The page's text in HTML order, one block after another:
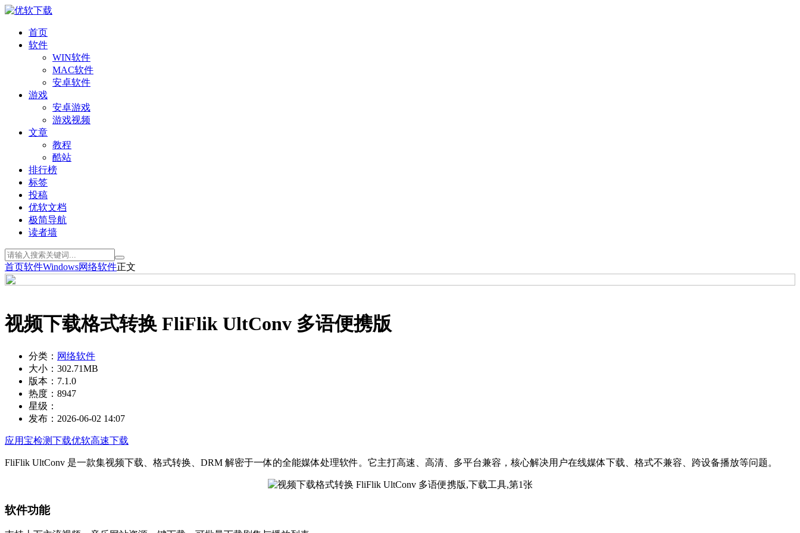
首页
软件
WIN软件
MAC软件
安卓软件
游戏
安卓游戏
游戏视频
文章
教程
酷站
排行榜
标签
投稿
优软文档
极简导航
读者墙
首页软件Windows网络软件正文
视频下载格式转换 FliFlik UltConv 多语便携版
分类： 网络软件
大小： 302.71MB
版本： 7.1.0
热度： 8947
星级：
发布： 2026-06-02 14:07
应用宝检测下载优软高速下载
FliFlik UltConv 是一款集视频下载、格式转换、DRM 解密于一体的全能媒体处理软件。它主打高速、高清、多平台兼容，核心解决用户在线媒体下载、格式不兼容、跨设备播放等问题。
软件功能